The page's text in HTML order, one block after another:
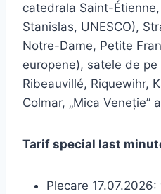
catedrala Saint-
Stanislas, UNESCO),
Notre-Dame, Petite
europene), satele de
Ribeauvillé, Riquewihr,
Colmar, „Mica Veneție”
Tarif special last
Plecare 17.07.2026: